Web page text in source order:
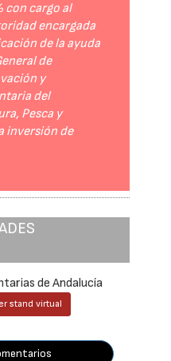
con cargo al
encargada
de la ayuda
de
y
del
Pesca y
inversión de
de Andalucía
stand virtual